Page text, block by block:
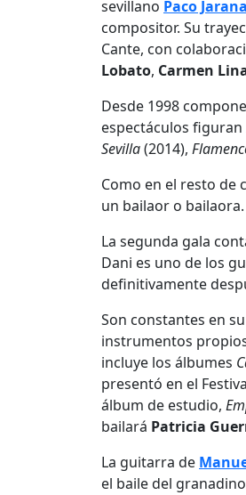
sevillano Paco Jarana
compositor. Su
Cante, con
Lobato, Carmen
Desde 1998
espectáculos figuran
Sevilla(2014),
Como en el resto de
un bailaor o
La segunda gala
Dani es uno de los
definitivamente
Son constantes en
instrumentos
incluye los álbumes
presentó en el
álbum de estudio,
bailará Patricia
La guitarra de
el baile del granadino